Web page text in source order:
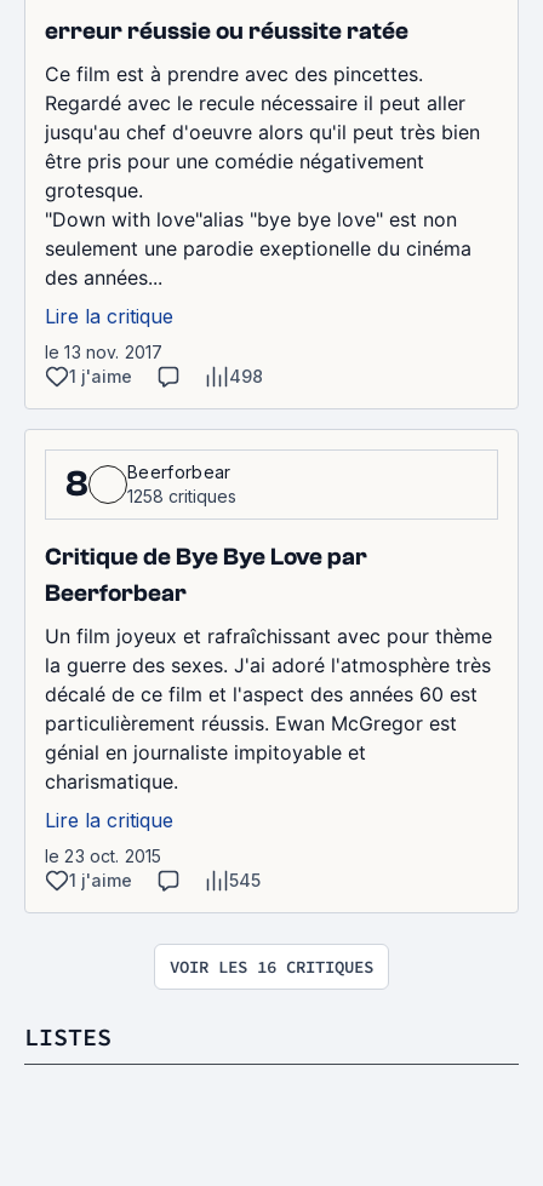
erreur réussie ou réussite ratée
Ce film est à prendre avec des pincettes.
Regardé avec le recule nécessaire il peut aller
jusqu'au chef d'oeuvre alors qu'il peut très bien
être pris pour une comédie négativement
grotesque.
"Down with love"alias "bye bye love" est non
seulement une parodie exeptionelle du cinéma
des années...
Lire la critique
le 13 nov. 2017
1 j'aime
498
8
Beerforbear
1258 critiques
Critique de Bye Bye Love par
Beerforbear
Un film joyeux et rafraîchissant avec pour thème
la guerre des sexes. J'ai adoré l'atmosphère très
décalé de ce film et l'aspect des années 60 est
particulièrement réussis. Ewan McGregor est
génial en journaliste impitoyable et
charismatique.
Lire la critique
le 23 oct. 2015
1 j'aime
545
VOIR LES 16 CRITIQUES
LISTES